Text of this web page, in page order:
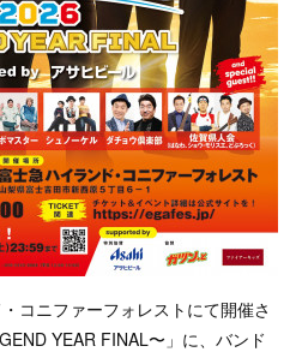
コニファーフォレストにて開催さ
YEAR FINAL〜」に、バンド